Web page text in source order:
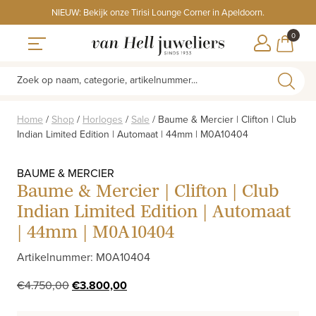
to
content
NIEUW: Bekijk onze Tirisi Lounge Corner in Apeldoorn.
0
Zoek op naam, categorie, artikelnummer...
Home / Shop / Horloges / Sale / Baume & Mercier | Clifton | Club
Indian Limited Edition | Automaat | 44mm | M0A10404
BAUME & MERCIER
Baume & Mercier | Clifton | Club
Indian Limited Edition | Automaat
| 44mm | M0A10404
Artikelnummer: M0A10404
€4.750,00Oorspronkelijke
€3.800,00Huidige